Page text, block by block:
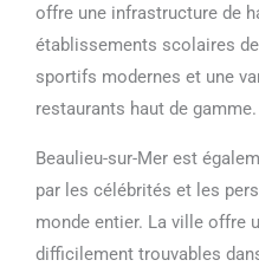
offre une infrastructure de
établissements scolaires
sportifs modernes et une
restaurants haut de gamme.
Beaulieu-sur-Mer est
par les célébrités et les
monde entier. La ville offre
difficilement trouvables